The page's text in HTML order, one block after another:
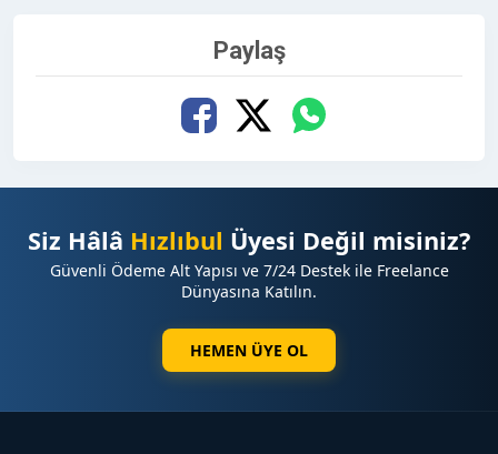
Paylaş
Siz Hâlâ Hızlıbul Üyesi Değil misiniz?
Güvenli Ödeme Alt Yapısı ve 7/24 Destek ile Freelance
Dünyasına Katılın.
HEMEN ÜYE OL